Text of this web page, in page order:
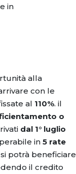
in
alla
con le
al 110%. il
o
dal 1° luglio
in 5 rate
potrà beneficiare
il credito